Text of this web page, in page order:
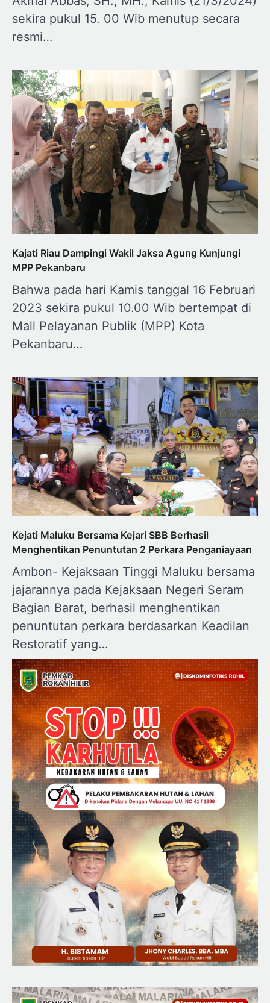
sekira pukul 15. 00 Wib menutup secara
resmi…
Kajati Riau Dampingi Wakil Jaksa Agung Kunjungi
MPP Pekanbaru
Bahwa pada hari Kamis tanggal 16 Februari
2023 sekira pukul 10.00 Wib bertempat di
Mall Pelayanan Publik (MPP) Kota
Pekanbaru…
Kejati Maluku Bersama Kejari SBB Berhasil
Menghentikan Penuntutan 2 Perkara Penganiayaan
Ambon- Kejaksaan Tinggi Maluku bersama
jajarannya pada Kejaksaan Negeri Seram
Bagian Barat, berhasil menghentikan
penuntutan perkara berdasarkan Keadilan
Restoratif yang…